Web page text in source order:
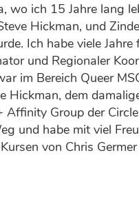
wo ich 15 Jahre lang
Hickman, und
Ich habe viele Jahre
und Regionaler
im Bereich Queer
Hickman, dem
Affinity Group der
und habe mit viel
von Chris